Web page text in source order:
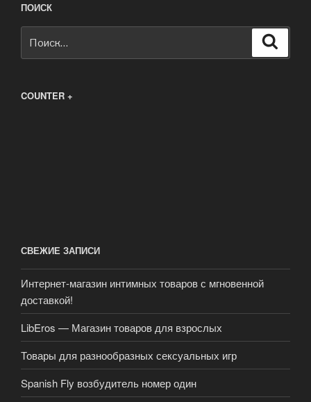
ПОИСК
COUNTER +
СВЕЖИЕ ЗАПИСИ
Интернет-магазин интимных товаров с мгновенной
доставкой!
LibEros — Магазин товаров для взрослых
Товары для разнообразных сексуальных игр
Spanish Fly возбудитель номер один